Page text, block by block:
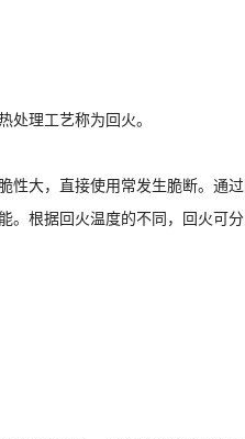
处理工艺称为回火。
性大，直接使用常发生脆断。通
。根据回火温度的不同，回火可